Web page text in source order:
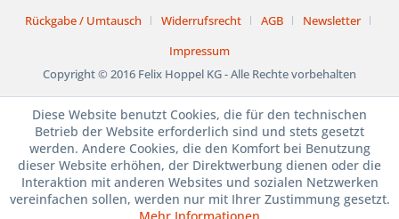
1. bis 15. August
BETRIEBSURLAUB
JULI und AUGUST
Rückgabe / Umtausch
Widerrufsrecht AGB
Newsletter
Impressum
Copyright © 2016 Felix Hoppel KG - Alle Rechte vorbehalten
Diese Website benutzt Cookies, die für den technischen
Betrieb der Website erforderlich sind und stets gesetzt
werden. Andere Cookies, die den Komfort bei Benutzung
dieser Website erhöhen, der Direktwerbung dienen oder die
Interaktion mit anderen Websites und sozialen Netzwerken
vereinfachen sollen, werden nur mit Ihrer Zustimmung gesetzt.